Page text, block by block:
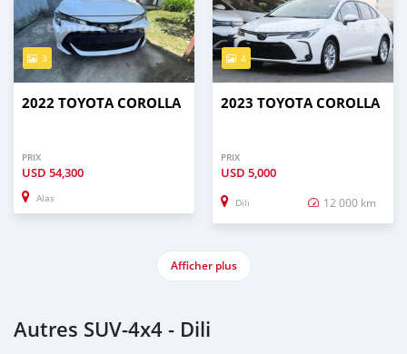
3
2022 TOYOTA COROLLA
PRIX
USD 54,300
Alas
4
2023 TOYOTA COROLLA
PRIX
USD 5,000
Dili 12 000 km
Afficher plus
Autres SUV‒4x4 - Dili